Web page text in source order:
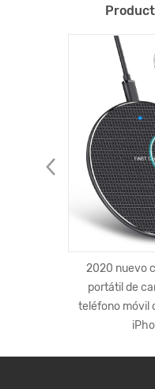
2020 nuevo
portátil de
teléfono móvil